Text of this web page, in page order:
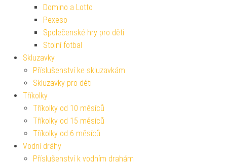
Domino a Lotto
Pexeso
Společenské hry pro děti
Stolní fotbal
Skluzavky
Příslušenství ke skluzavkám
Skluzavky pro děti
Tříkolky
Tříkolky od 10 měsíců
Tříkolky od 15 měsíců
Tříkolky od 6 měsíců
Vodní dráhy
Příslušenství k vodním drahám